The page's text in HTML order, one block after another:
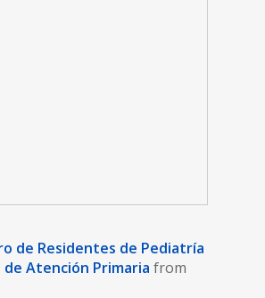
de Residentes de Pediatría
Atención Primaria from